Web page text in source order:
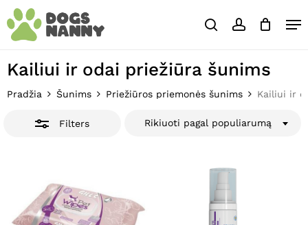
Skip
to
main
searchaccount
Krepšelis
Cart
Kailiui ir odai priežiūra šunims
Pradžia Šunims Priežiūros priemonės šunims Kailiui ir
Filters Rikiuoti pagal populiarumą
Close